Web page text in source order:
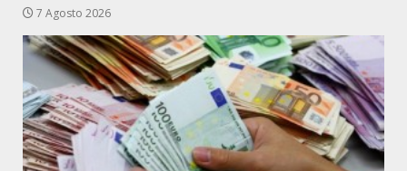
7 Agosto 2026